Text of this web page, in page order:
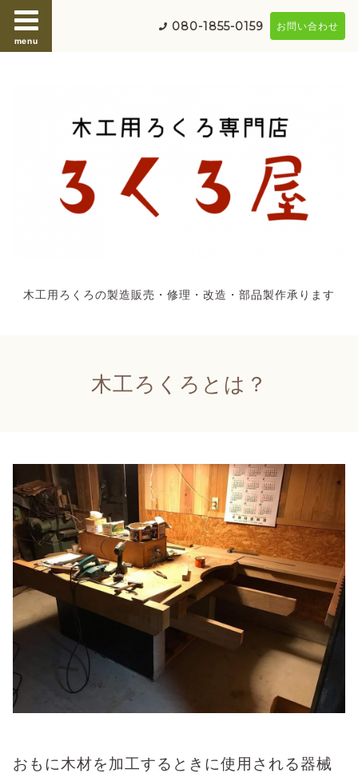
menu
080-1855-0159 お問い合わせ
木工用ろくろの製造販売・修理・改造・部品製作承ります
木工ろくろとは？
おもに木材を加工するときに使用される器械